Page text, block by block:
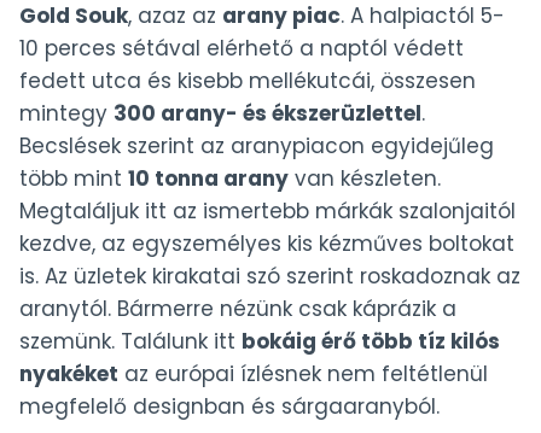
Gold Souk, azaz az arany piac. A halpiactól 5-
10 perces sétával elérhető a naptól védett
fedett utca és kisebb mellékutcái, összesen
mintegy 300 arany- és ékszerüzlettel.
Becslések szerint az aranypiacon egyidejűleg
több mint 10 tonna arany van készleten.
Megtaláljuk itt az ismertebb márkák szalonjaitól
kezdve, az egyszemélyes kis kézműves boltokat
is. Az üzletek kirakatai szó szerint roskadoznak az
aranytól. Bármerre nézünk csak káprázik a
szemünk. Találunk itt bokáig érő több tíz kilós
nyakéket az európai ízlésnek nem feltétlenül
megfelelő designban és sárgaaranyból.